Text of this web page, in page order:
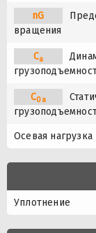
nG
вращения
Ca
C0a
Осевая нагрузка
Уплотнение